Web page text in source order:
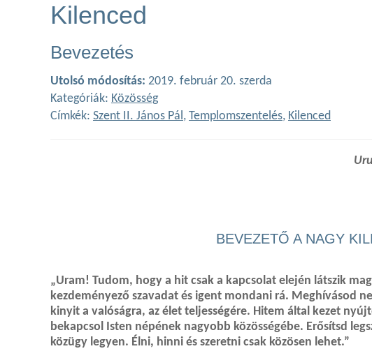
Kilenced
Bevezetés
Utolsó módosítás: 2019. február 20. szerda
Kategóriák: Közösség
Címkék: Szent II. János Pál, Templomszentelés, Kilenced
BEVEZETŐ A NAGY
„Uram! Tudom, hogy a hit csak a kapcsolat elején látszik
kezdeményező szavadat és igent mondani rá. Meghívásod
kinyit a valóságra, az élet teljességére. Hitem által kezet
bekapcsol Isten népének nagyobb közösségébe. Erősítsd
közügy legyen. Élni, hinni és szeretni csak közösen lehet.”